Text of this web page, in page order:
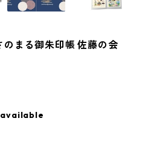
のまる御朱印帳 佐藤の会